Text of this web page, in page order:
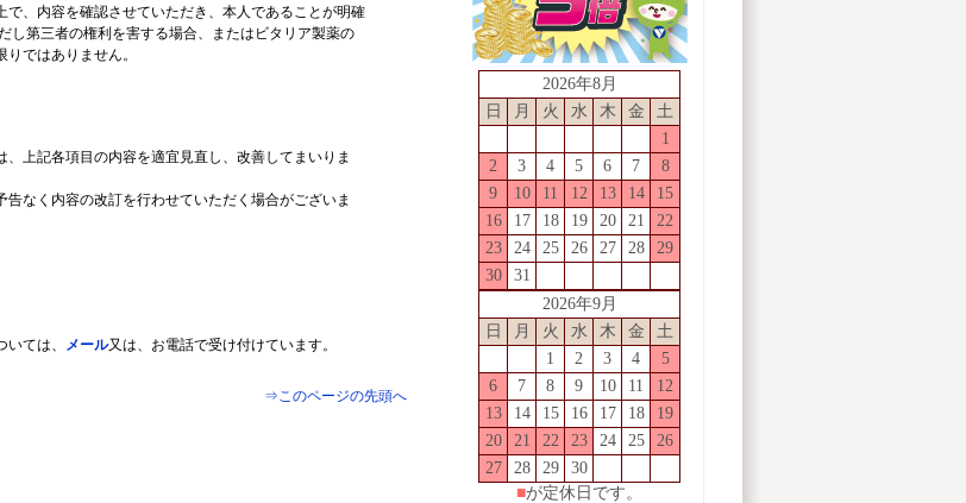
、内容を確認させていただき、本人であることが明確
し第三者の権利を害する場合、またはビタリア製薬の
ではありません。
上記各項目の内容を適宜見直し、改善してまいりま
なく内容の改訂を行わせていただく場合がございま
ては、 メール又は、お電話で受け付けています。
⇒このページの先頭へ
2026年8月
日
月 火 水 木 金
土
1
2
3 4 5 6 7
8
9
10 11 12 13 14
15
16
17 18 19 20 21
22
23
24 25 26 27 28
29
30
31
2026年9月
日
月 火 水 木 金
土
1
2 3 4
5
6
7 8 9 10 11
12
13
14 15 16 17 18
19
20
21 22 23 24 25
26
27
28 29
30
■が定休日です。